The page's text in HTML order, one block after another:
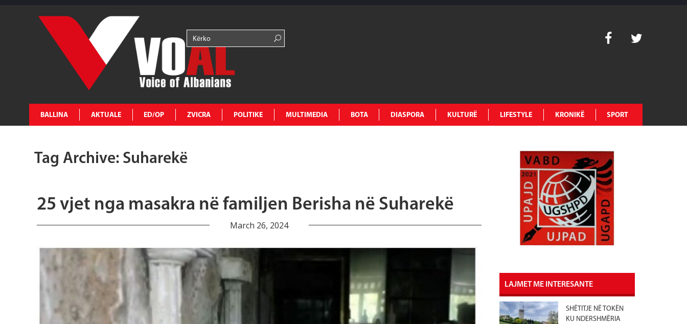
BALLINA AKTUALE ED/OP ZVICRA POLITIKE MULTIMEDIA BOTA DIASPORA KULTURË LIFESTYLE KRONIKË SPORT
Tag Archive: Suharekë
25 vjet nga masakra në familjen Berisha në Suharekë
March 26, 2024
LAJMET ME INTERESANTE
SHËTITJE NË TOKËN
KU NDERSHMËRIA